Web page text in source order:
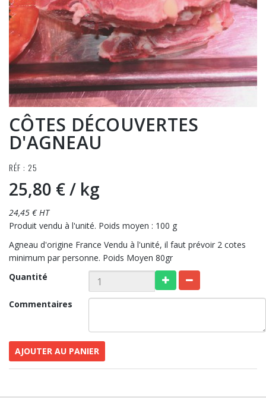
CÔTES DÉCOUVERTES
D'AGNEAU
RÉF : 25
25,80 €/ kg
24,45 € HT
Produit vendu à l'unité. Poids moyen : 100 g
Agneau d'origine France Vendu à l'unité, il faut prévoir 2 cotes
minimum par personne. Poids Moyen 80gr
Quantité
Commentaires
AJOUTER AU PANIER